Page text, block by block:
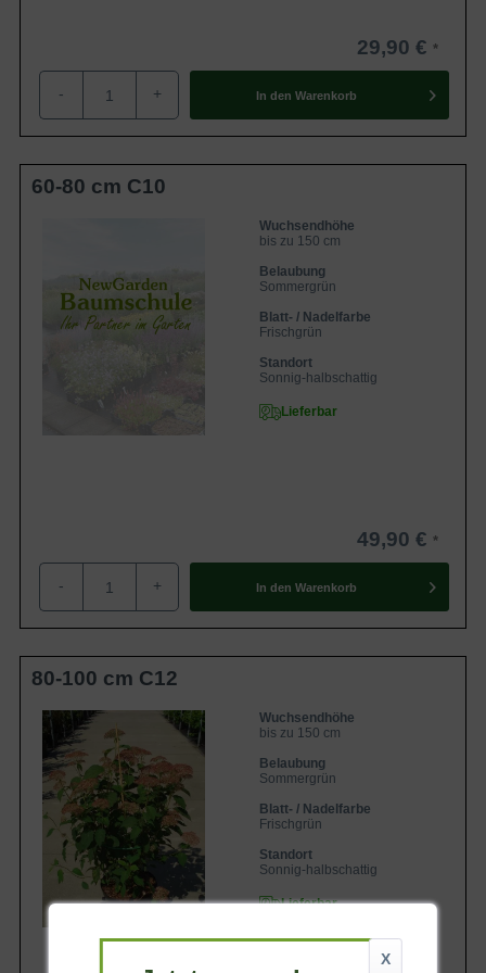
29,90 €
- + In den Warenkorb
60-80 cm C10
Wuchsendhöhe
bis zu 150 cm
Belaubung
Sommergrün
Blatt- / Nadelfarbe
Frischgrün
Standort
Sonnig-halbschattig
Lieferbar
49,90 €
- + In den Warenkorb
80-100 cm C12
Wuchsendhöhe
bis zu 150 cm
Belaubung
Sommergrün
Blatt- / Nadelfarbe
Frischgrün
Standort
Sonnig-halbschattig
Lieferbar
X